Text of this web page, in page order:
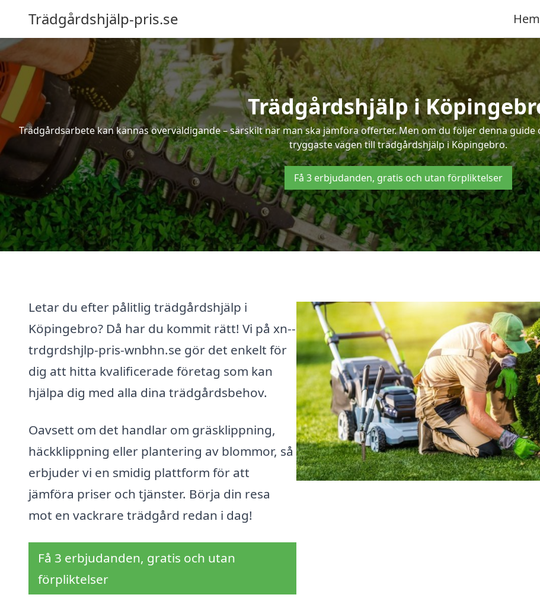
Trädgårdshjälp-pris.se Hem
Trädgårdshjälp i
Trädgårdsarbete kan kännas överväldigande – särskilt när man ska jämföra offerter. Men om du följer denna
tryggaste vägen till trädgårdshjälp i Köpingebro.
Få 3 erbjudanden, gratis och utan förpliktelser
Letar du efter pålitlig trädgårdshjälp i
Köpingebro? Då har du kommit rätt! Vi på xn--
trdgrdshjlp-pris-wnbhn.se gör det enkelt för
dig att hitta kvalificerade företag som kan
hjälpa dig med alla dina trädgårdsbehov.
Oavsett om det handlar om gräsklippning,
häckklippning eller plantering av blommor, så
erbjuder vi en smidig plattform för att
jämföra priser och tjänster. Börja din resa
mot en vackrare trädgård redan i dag!
Få 3 erbjudanden, gratis och utan
förpliktelser